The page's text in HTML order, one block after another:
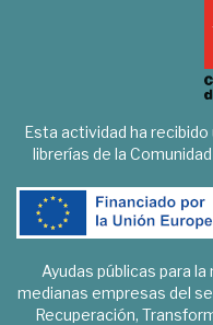
Esta actividad ha recibido
librerías de la
Ayudas públicas para
medianas empresas del
Recuperación,